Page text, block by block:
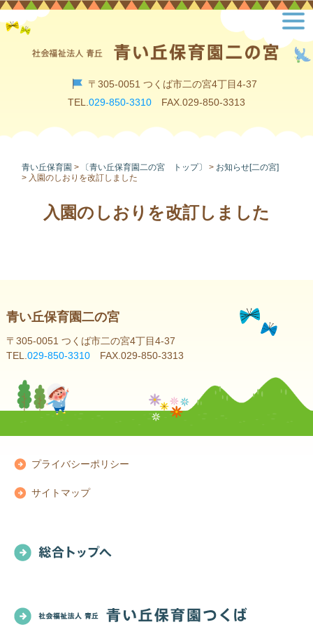
Skip
to
〒305-0051 つくば市二の宮4丁目4-37
TEL. 029-850-3310 FAX.029-850-3313
青い丘保育園 > 〔青い丘保育園二の宮 トップ〕 > お知らせ[二の宮]
> 入園のしおりを改訂しました
入園のしおりを改訂しました
青い丘保育園二の宮
〒305-0051 つくば市二の宮4丁目4-37
TEL. 029-850-3310 FAX.029-850-3313
プライバシーポリシー
サイトマップ